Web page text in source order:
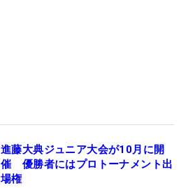
進藤大典ジュニア大会が10月に開
催 優勝者にはプロトーナメント出
場権